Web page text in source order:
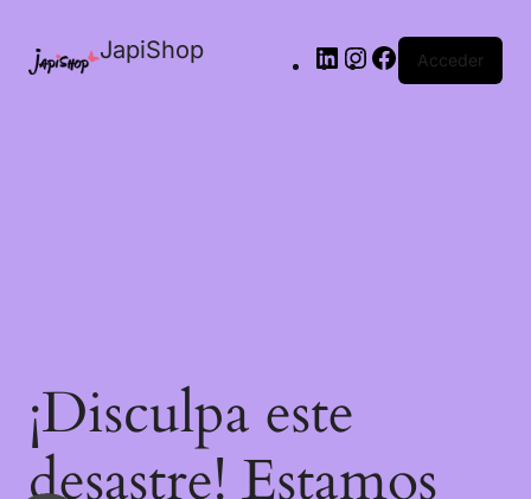
JapiShop Acceder
¡Disculpa este
desastre! Estamos